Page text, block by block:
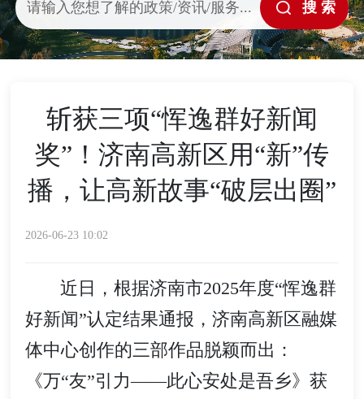
斩获三项“恽逸群好新闻
奖”！济南高新区用“新”传
播，让高新故事“破层出圈”
2026-06-23 10:02
近日，根据济南市2025年度“恽逸群
好新闻”认定结果通报，济南高新区融媒
体中心创作的三部作品脱颖而出：
《万“友”引力——此心安处是吾乡》获